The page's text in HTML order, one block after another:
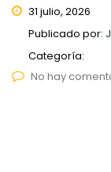
31 julio, 2026
Publicado por:
Categoría:
No hay